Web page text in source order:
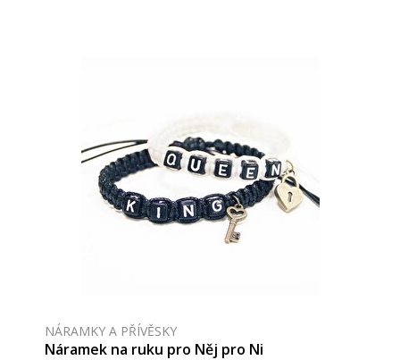
NÁRAMKY A PŘÍVĚSKY
Náramek na ruku pro Něj pro Ni